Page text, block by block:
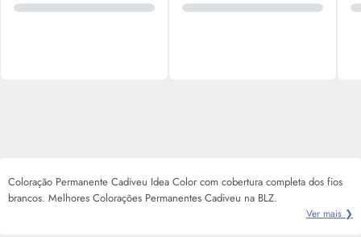
Coloração Permanente Cadiveu Idea Color com cobertura completa dos fios
brancos. Melhores Colorações Permanentes Cadiveu na BLZ.
Ver mais ❯